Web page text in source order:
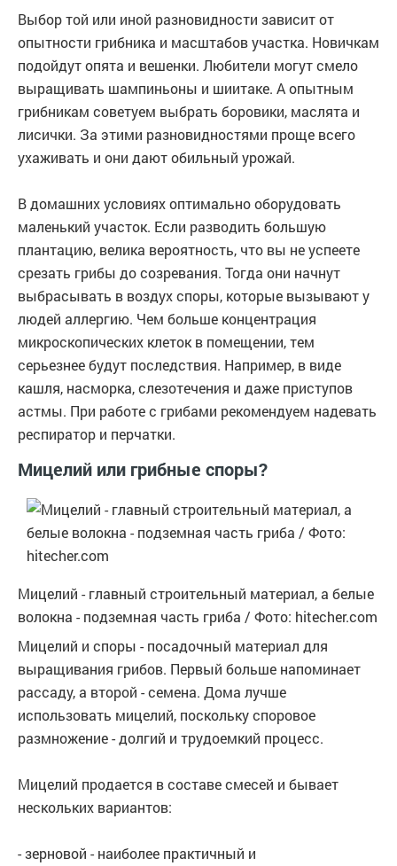
Выбор той или иной разновидности зависит от
опытности грибника и масштабов участка. Новичкам
подойдут опята и вешенки. Любители могут смело
выращивать шампиньоны и шиитаке. А опытным
грибникам советуем выбрать боровики, маслята и
лисички. За этими разновидностями проще всего
ухаживать и они дают обильный урожай.
В домашних условиях оптимально оборудовать
маленький участок. Если разводить большую
плантацию, велика вероятность, что вы не успеете
срезать грибы до созревания. Тогда они начнут
выбрасывать в воздух споры, которые вызывают у
людей аллергию. Чем больше концентрация
микроскопических клеток в помещении, тем
серьезнее будут последствия. Например, в виде
кашля, насморка, слезотечения и даже приступов
астмы. При работе с грибами рекомендуем надевать
респиратор и перчатки.
Мицелий или грибные споры?
Мицелий - главный строительный материал, а белые
волокна - подземная часть гриба / Фото: hitecher.com
Мицелий и споры - посадочный материал для
выращивания грибов. Первый больше напоминает
рассаду, а второй - семена. Дома лучше
использовать мицелий, поскольку споровое
размножение - долгий и трудоемкий процесс.
Мицелий продается в составе смесей и бывает
нескольких вариантов:
- зерновой - наиболее практичный и